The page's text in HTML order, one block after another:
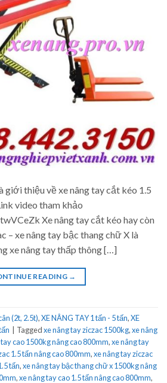
giới thiệu về xe nâng tay cắt kéo 1.5
video tham khảo
Xe nâng tay cắt kéo hay còn
– xe nâng tay bậc thang chữ X là
xe nâng tay thấp thông […]
READING →
(2t, 2.5t),XE NÂNG TAY 1 tấn - 5 tấn,XE
Taggedxe nâng tay ziczac 1500kg,xe nâng
cao 1500kg nâng cao 800mm,xe nâng tay
1.5 tấn nâng cao 800mm,xe nâng tay ziczac
tấn,xe nâng tay bậc thang chữ x 1500kg nâng
,xe nâng tay cao 1.5 tấn nâng cao 800mm,